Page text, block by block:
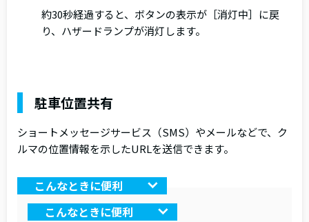
約30秒経過すると、ボタンの表示が［消灯中］に戻
り、ハザードランプが消灯します。
駐車位置共有
ショートメッセージサービス（SMS）やメールなどで、ク
ルマの位置情報を示したURLを送信できます。
こんなときに便利
こんなときに便利